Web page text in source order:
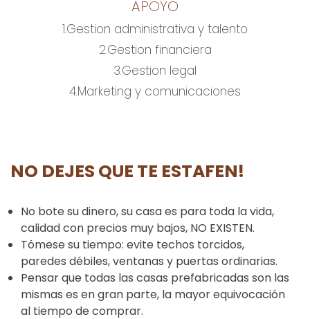
APOYO
1.Gestion administrativa y talento
2.Gestion financiera
3.Gestion legal
4.Marketing y comunicaciones
NO DEJES QUE TE ESTAFEN!
No bote su dinero, su casa es para toda la vida,
calidad con precios muy bajos, NO EXISTEN.
Tómese su tiempo: evite techos torcidos,
paredes débiles, ventanas y puertas ordinarias.
Pensar que todas las casas prefabricadas son las
mismas es en gran parte, la mayor equivocación
al tiempo de comprar.